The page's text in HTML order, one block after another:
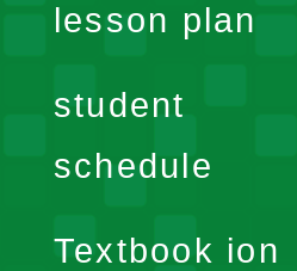
lesson plan
student
schedule
Textbook ion